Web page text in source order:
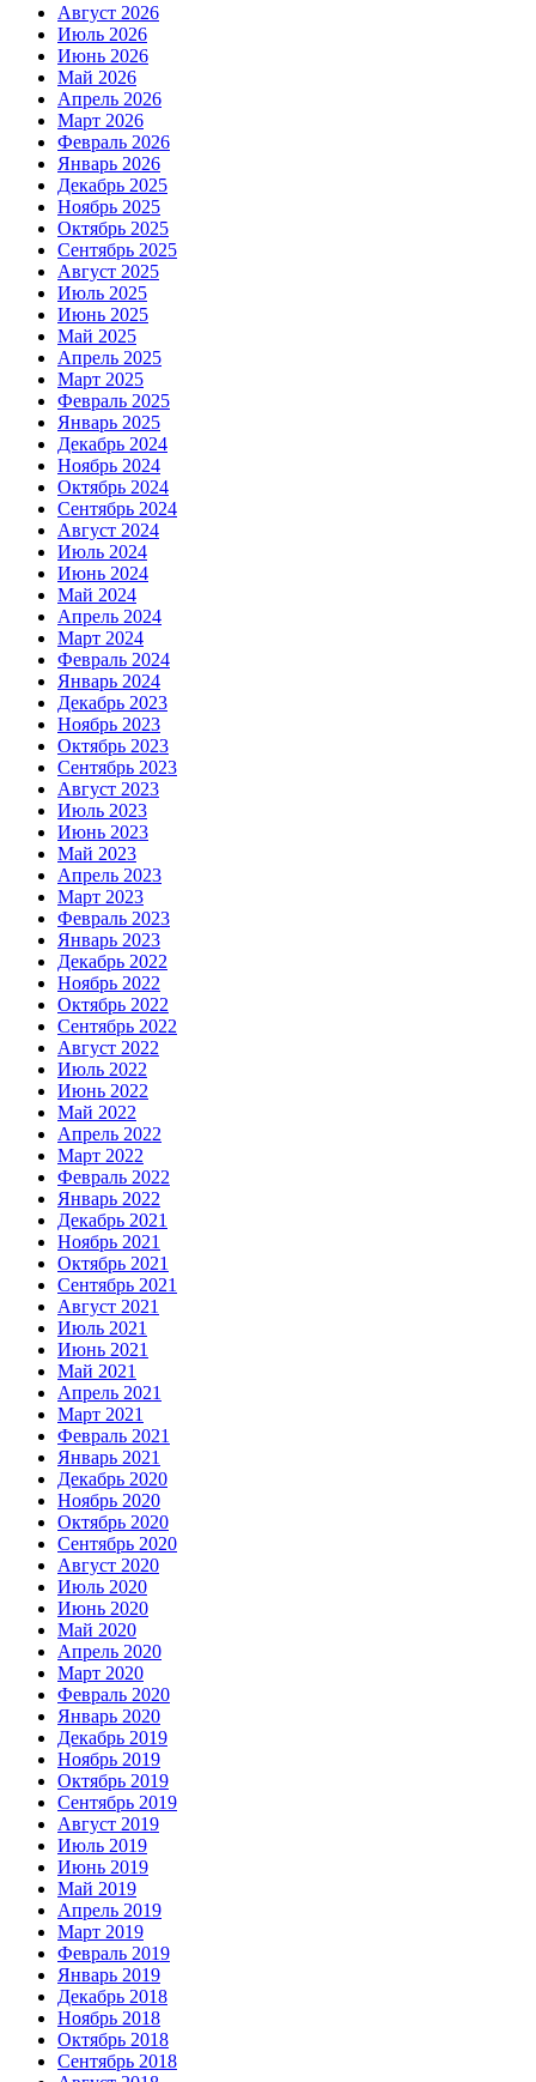
Август 2026
Июль 2026
Июнь 2026
Май 2026
Апрель 2026
Март 2026
Февраль 2026
Январь 2026
Декабрь 2025
Ноябрь 2025
Октябрь 2025
Сентябрь 2025
Август 2025
Июль 2025
Июнь 2025
Май 2025
Апрель 2025
Март 2025
Февраль 2025
Январь 2025
Декабрь 2024
Ноябрь 2024
Октябрь 2024
Сентябрь 2024
Август 2024
Июль 2024
Июнь 2024
Май 2024
Апрель 2024
Март 2024
Февраль 2024
Январь 2024
Декабрь 2023
Ноябрь 2023
Октябрь 2023
Сентябрь 2023
Август 2023
Июль 2023
Июнь 2023
Май 2023
Апрель 2023
Март 2023
Февраль 2023
Январь 2023
Декабрь 2022
Ноябрь 2022
Октябрь 2022
Сентябрь 2022
Август 2022
Июль 2022
Июнь 2022
Май 2022
Апрель 2022
Март 2022
Февраль 2022
Январь 2022
Декабрь 2021
Ноябрь 2021
Октябрь 2021
Сентябрь 2021
Август 2021
Июль 2021
Июнь 2021
Май 2021
Апрель 2021
Март 2021
Февраль 2021
Январь 2021
Декабрь 2020
Ноябрь 2020
Октябрь 2020
Сентябрь 2020
Август 2020
Июль 2020
Июнь 2020
Май 2020
Апрель 2020
Март 2020
Февраль 2020
Январь 2020
Декабрь 2019
Ноябрь 2019
Октябрь 2019
Сентябрь 2019
Август 2019
Июль 2019
Июнь 2019
Май 2019
Апрель 2019
Март 2019
Февраль 2019
Январь 2019
Декабрь 2018
Ноябрь 2018
Октябрь 2018
Сентябрь 2018